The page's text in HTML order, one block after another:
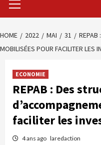
Menu
HOME 2022 MAI 31
REPAB
MOBILISÉES POUR FACILITER LES
ECONOMIE
REPAB : Des
faciliter les
4 ans ago laredaction